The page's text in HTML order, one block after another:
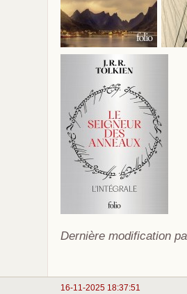
Dernière modification
16-11-2025 18:37:51